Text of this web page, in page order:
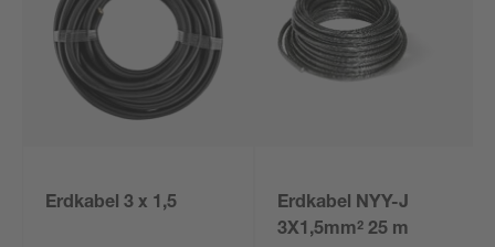
Erdkabel 3 x 1,5
Erdkabel NYY-J
3X1,5mm² 25 m